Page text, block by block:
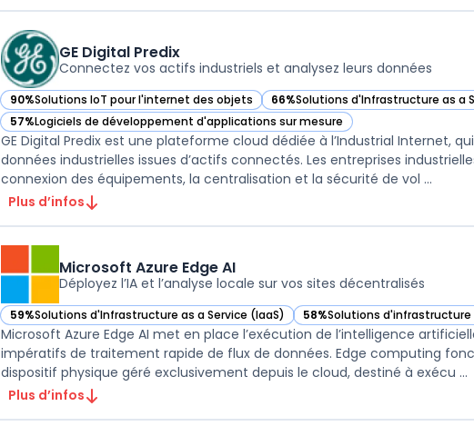
GE Digital Predix
Connectez vos actifs industriels et analysez leurs données
90%Solutions IoT pour l'internet des objets
— voir GE Digital Predix dans cette catégorie 66%Solutions d'Infrastructure as a
— voir GE Digital Predix dans cette
57%Logiciels de développement d'applications sur mesure
— voir GE Digital Predix dans cette catégorie
GE Digital Predix est une plateforme cloud dédiée à l’Industrial Internet,
données industrielles issues d’actifs connectés. Les entreprises
connexion des équipements, la centralisation et la sécurité de vol ...
Plus d’infos
Microsoft Azure Edge AI
Déployez l’IA et l’analyse locale sur vos sites décentralisés
59%Solutions d'Infrastructure as a Service (IaaS)
— voir Microsoft Azure Edge AI dans cette catégorie 58%Solutions d'infrastructure
— voir Microsoft Azure Edge AI
Microsoft Azure Edge AI met en place l’exécution de l’intelligence
impératifs de traitement rapide de flux de données. Edge computing
dispositif physique géré exclusivement depuis le cloud, destiné à exécu ...
Plus d’infos